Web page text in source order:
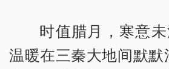
时值腊月，寒意
温暖在三秦大地间默默